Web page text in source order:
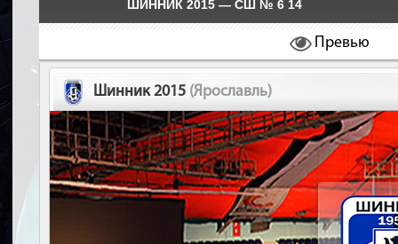
ШИННИК 2015 — СШ № 6 14
Превью
Шинник 2015 (Ярославль)